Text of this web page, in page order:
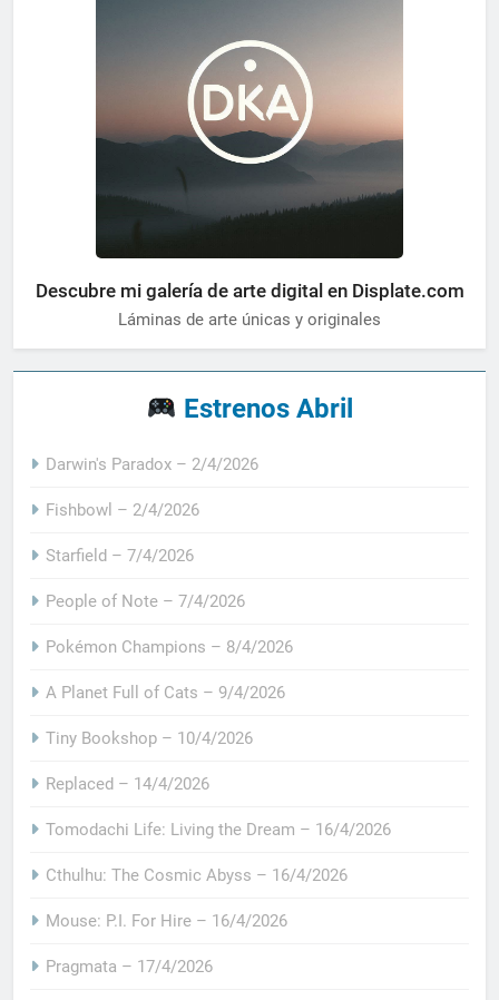
Descubre mi galería de arte digital en Displate.com
Láminas de arte únicas y originales
Estrenos Abril
Darwin's Paradox – 2/4/2026
Fishbowl – 2/4/2026
Starfield – 7/4/2026
People of Note – 7/4/2026
Pokémon Champions – 8/4/2026
A Planet Full of Cats – 9/4/2026
Tiny Bookshop – 10/4/2026
Replaced – 14/4/2026
Tomodachi Life: Living the Dream – 16/4/2026
Cthulhu: The Cosmic Abyss – 16/4/2026
Mouse: P.I. For Hire – 16/4/2026
Pragmata – 17/4/2026